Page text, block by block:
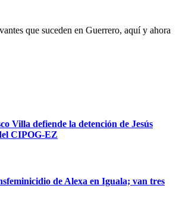
que suceden en Guerrero, aquí y ahora
Villa defiende la detención de Jesús
CIPOG-EZ
de Alexa en Iguala; van tres